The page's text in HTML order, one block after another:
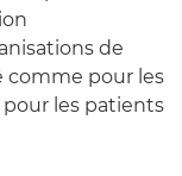
de
comme pour les
les patients